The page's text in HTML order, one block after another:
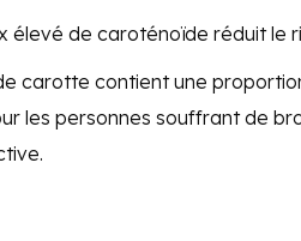
élevé de caroténoïde réduit le
carotte contient une
les personnes souffrant de